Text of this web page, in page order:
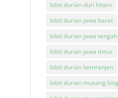
bibit durian duri hitam
bibit durian jawa barat
bibit durian jawa tengah
bibit durian jawa timur
bibit durian kemranjen
bibit durian musang king